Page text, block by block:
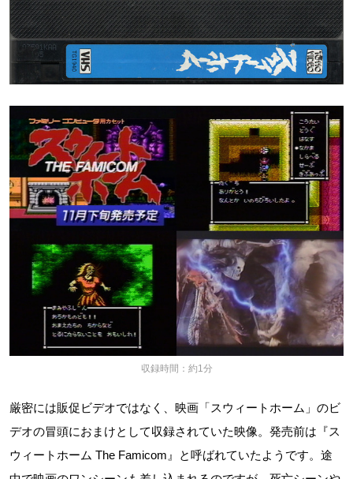
収録時間：約1分
厳密には販促ビデオではなく、映画「スウィートホーム」のビ
デオの冒頭におまけとして収録されていた映像。発売前は『ス
ウィートホーム The Famicom』と呼ばれていたようです。途